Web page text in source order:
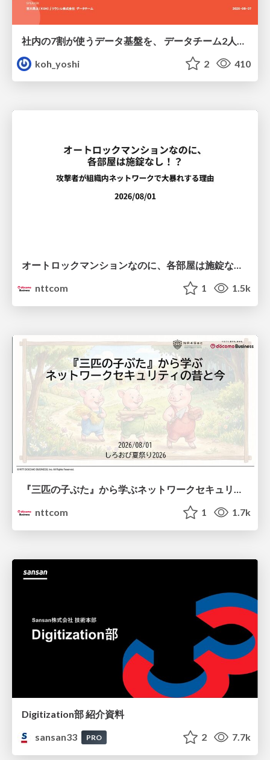
koh_yoshi
2 410
オートロックマンションなのに、各部屋は施錠なし！？ 攻撃者が組織内ネットワークで大暴れする理由 / The Front Door Is Locked, but the Rooms Are Wide Open: Why Attackers Move Freely Inside Enterprise Networks
nttcom
1 1.5k
『三匹の子ぶた』から学ぶネットワークセキュリティの昔と今 / Network Security: Then and Now Through the Lens of The Three Little Pigs
nttcom
1 1.7k
Digitization部 紹介資料
sansan33
PRO 2 7.7k